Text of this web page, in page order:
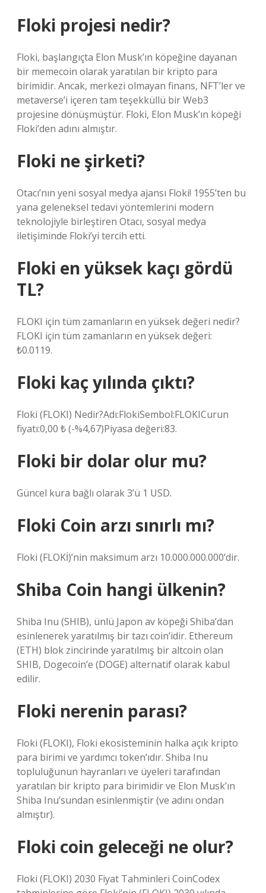
Floki projesi nedir?
Floki, başlangıçta Elon Musk’ın köpeğine dayanan
bir memecoin olarak yaratılan bir kripto para
birimidir. Ancak, merkezi olmayan finans, NFT’ler ve
metaverse’i içeren tam teşekküllü bir Web3
projesine dönüşmüştür. Floki, Elon Musk’ın köpeği
Floki’den adını almıştır.
Floki ne şirketi?
Otacı’nın yeni sosyal medya ajansı Floki! 1955’ten bu
yana geleneksel tedavi yöntemlerini modern
teknolojiyle birleştiren Otacı, sosyal medya
iletişiminde Floki’yi tercih etti.
Floki en yüksek kaçı gördü
TL?
FLOKI için tüm zamanların en yüksek değeri nedir?
FLOKI için tüm zamanların en yüksek değeri:
₺0.0119.
Floki kaç yılında çıktı?
Floki (FLOKI) Nedir?Adı:FlokiSembol:FLOKICurun
fiyatı:0,00 ₺ (-%4,67)Piyasa değeri:83.
Floki bir dolar olur mu?
Güncel kura bağlı olarak 3’ü 1 USD.
Floki Coin arzı sınırlı mı?
Floki (FLOKİ)’nin maksimum arzı 10.000.000.000’dir.
Shiba Coin hangi ülkenin?
Shiba Inu (SHIB), ünlü Japon av köpeği Shiba’dan
esinlenerek yaratılmış bir tazı coin’idir. Ethereum
(ETH) blok zincirinde yaratılmış bir altcoin olan
SHIB, Dogecoin’e (DOGE) alternatif olarak kabul
edilir.
Floki nerenin parası?
Floki (FLOKI), Floki ekosisteminin halka açık kripto
para birimi ve yardımcı token’ıdır. Shiba Inu
topluluğunun hayranları ve üyeleri tarafından
yaratılan bir kripto para birimidir ve Elon Musk’ın
Shiba Inu’sundan esinlenmiştir (ve adını ondan
almıştır).
Floki coin geleceği ne olur?
Floki (FLOKI) 2030 Fiyat Tahminleri CoinCodex